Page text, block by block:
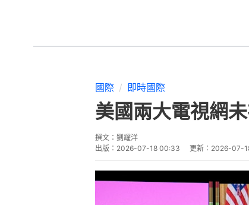
國際 即時國際
美國兩大電視網
撰文： 劉耀洋
出版： 2026-07-18 00:33 更新： 2026-07-